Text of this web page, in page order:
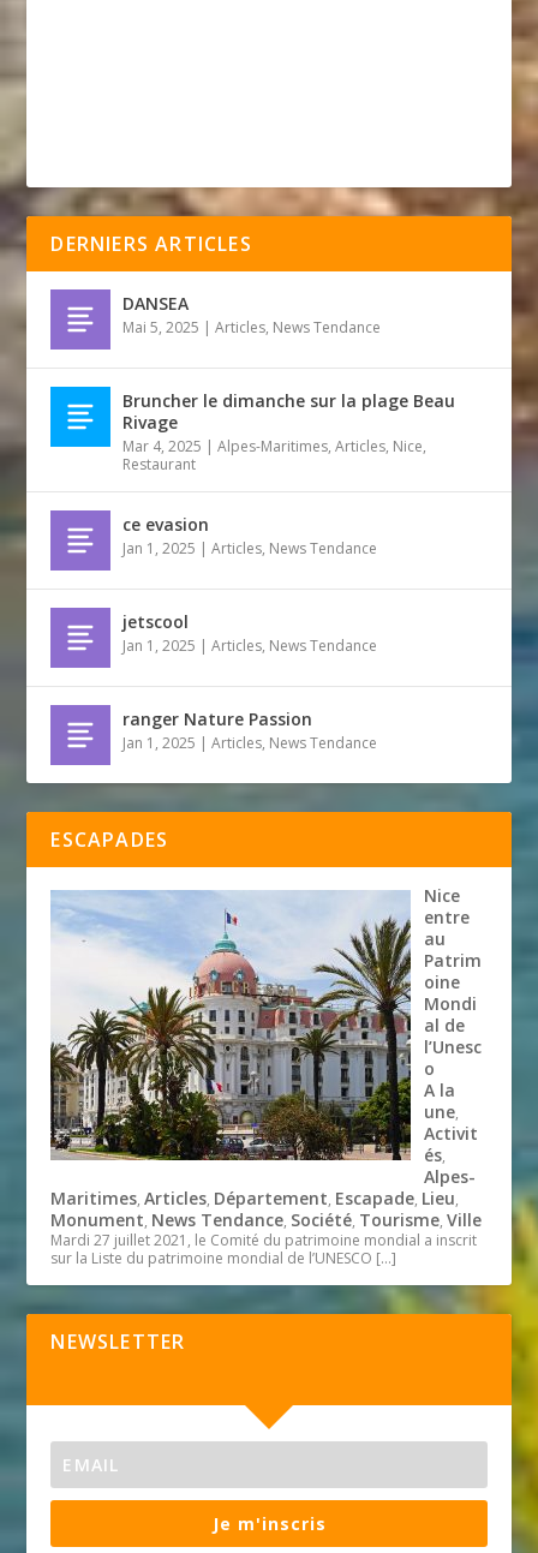
DERNIERS ARTICLES
DANSEA
Mai 5, 2025 |Articles, News Tendance
Bruncher le dimanche sur la plage Beau
Rivage
Mar 4, 2025 |Alpes-Maritimes,Articles, Nice,
Restaurant
ce evasion
Jan 1, 2025 |Articles, News Tendance
jetscool
Jan 1, 2025 |Articles, News Tendance
ranger Nature Passion
Jan 1, 2025 |Articles, News Tendance
ESCAPADES
Nice
entre
au
Patrim
oine
Mondi
al de
l’Unesc
o
A la
une,
Activit
és,
Alpes-
Maritimes,Articles, Département, Escapade, Lieu,
Monument, News Tendance, Société, Tourisme,Ville
Mardi 27 juillet 2021, le Comité du patrimoine mondial a inscrit
sur la Liste du patrimoine mondial de l’UNESCO […]
NEWSLETTER
Je m'inscris